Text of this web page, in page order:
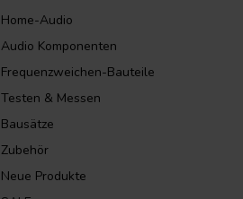
Home-Audio
Audio Komponenten
Frequenzweichen-Bauteile
Testen & Messen
Bausätze
Zubehör
Neue Produkte